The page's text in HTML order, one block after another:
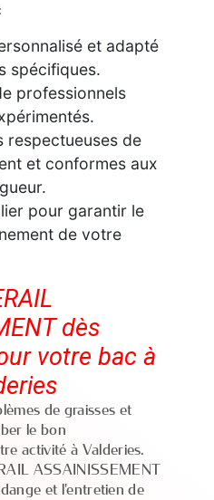
et adapté
spécifiques.
professionnels
respectueuses de
et conformes aux
pour garantir le
de votre
dès
votre bac à
de graisses et
le bon
activité à Valderies.
ASSAINISSEMENT
et l'entretien de